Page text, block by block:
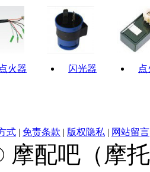
点火器 闪光器
式 | 免责条款 | 版权隐私 | 网站留言
摩配吧（摩